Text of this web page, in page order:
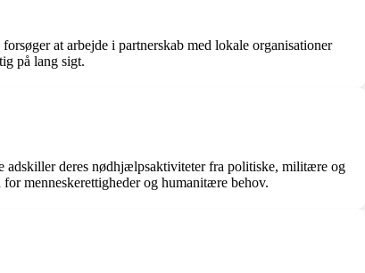
at arbejde i partnerskab med lokale organisationer
på lang sigt.
adskiller deres nødhjælpsaktiviteter fra politiske, militære og
menneskerettigheder og humanitære behov.